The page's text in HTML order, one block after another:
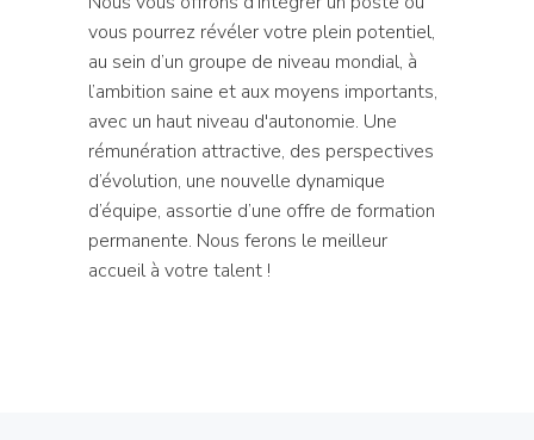
vous pourrez révéler votre plein potentiel,
au sein d’un groupe de niveau mondial, à
l’ambition saine et aux moyens importants,
avec un haut niveau d'autonomie. Une
rémunération attractive, des perspectives
d’évolution, une nouvelle dynamique
d’équipe, assortie d’une offre de formation
permanente. Nous ferons le meilleur
accueil à votre talent !